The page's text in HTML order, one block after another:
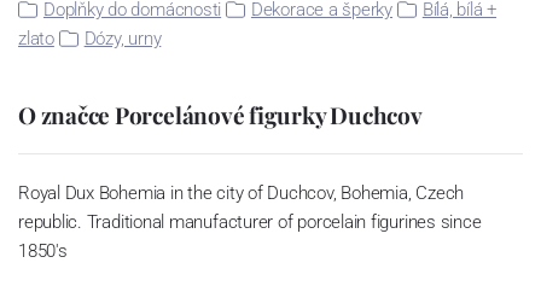
Doplňky do domácnosti Dekorace a šperky
Bílá, bílá +
zlato
Dózy, urny
O značce Porcelánové figurky Duchcov
Royal Dux Bohemia in the city of Duchcov, Bohemia, Czech
republic. Traditional manufacturer of porcelain figurines since
1850's